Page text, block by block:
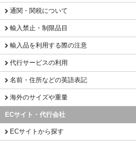
通関・関税について
輸入禁止・制限品目
輸入品を利用する際の注意
代行サービスの利用
名前・住所などの英語表記
海外のサイズや重量
ECサイト・代行会社
ECサイトから探す